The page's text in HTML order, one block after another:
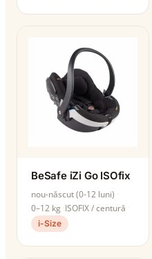
BeSafe iZi Go ISOfix
nou-născut (0-12 luni)
0–12 kg ISOFIX / centură
i-Size